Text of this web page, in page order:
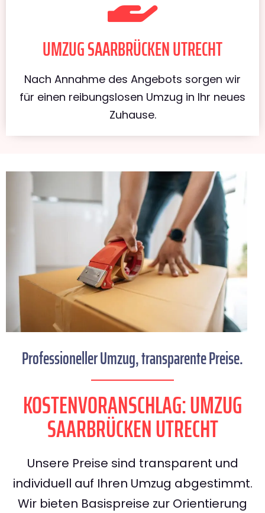
UMZUG SAARBRÜCKEN UTRECHT
Nach Annahme des Angebots sorgen wir
für einen reibungslosen Umzug in Ihr neues
Zuhause.
Professioneller Umzug, transparente Preise.
KOSTENVORANSCHLAG: UMZUG
SAARBRÜCKEN UTRECHT
Unsere Preise sind transparent und
individuell auf Ihren Umzug abgestimmt.
Wir bieten Basispreise zur Orientierung